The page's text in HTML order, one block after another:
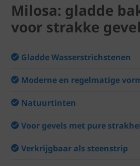
Milosa: gladde
voor strakke
Gladde Wasserstrichstenen
Moderne en regelmatige
Natuurtinten
Voor gevels met pure
Verkrijgbaar als steenstrip